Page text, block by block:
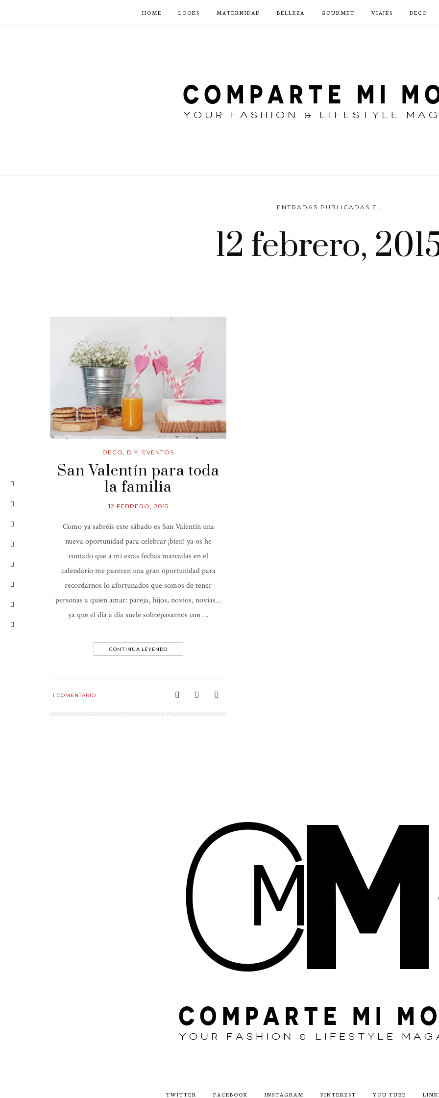
HOME LOOKS MATERNIDAD BELLEZA GOURMET VIAJES DECO
ENTRADAS PUBLICADAS EL
12 febrero,
DECO DIY EVENTOS
San Valentín para toda
la familia
12 FEBRERO, 2015
Como ya sabréis este sábado es San Valentín una
nueva oportunidad para celebrar ¡bien! ya os he
contado que a mi estas fechas marcadas en el
calendario me parecen una gran oportunidad para
recordarnos lo afortunados que somos de tener
personas a quien amar: pareja, hijos, novios, novias…
ya que el día a día suele sobrepasarnos con …
CONTINÚA LEYENDO
1 COMENTARIO
TWITTER FACEBOOK INSTAGRAM PINTEREST YOU TUBE